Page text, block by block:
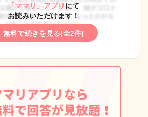
「ママリ」アプリ にて
お読みいただけます！
無料で続きを見る(全2件)